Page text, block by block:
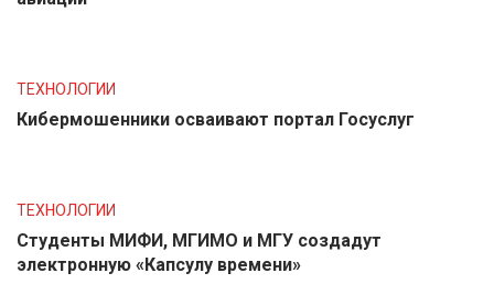
ТЕХНОЛОГИИ
Кибермошенники осваивают портал Госуслуг
ТЕХНОЛОГИИ
Студенты МИФИ, МГИМО и МГУ создадут
электронную «Капсулу времени»